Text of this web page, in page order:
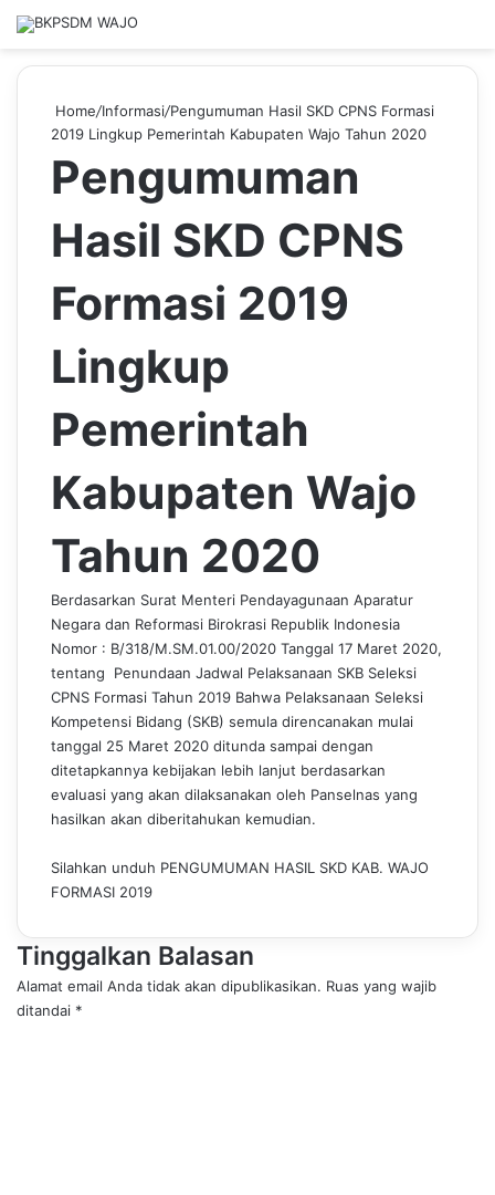
Home/Informasi/Pengumuman Hasil SKD CPNS Formasi
2019 Lingkup Pemerintah Kabupaten Wajo Tahun 2020
Pengumuman
Hasil SKD CPNS
Formasi 2019
Lingkup
Pemerintah
Kabupaten Wajo
Tahun 2020
Berdasarkan Surat Menteri Pendayagunaan Aparatur
Negara dan Reformasi Birokrasi Republik Indonesia
Nomor : B/318/M.SM.01.00/2020 Tanggal 17 Maret 2020,
tentang Penundaan Jadwal Pelaksanaan SKB Seleksi
CPNS Formasi Tahun 2019 Bahwa Pelaksanaan Seleksi
Kompetensi Bidang (SKB) semula direncanakan mulai
tanggal 25 Maret 2020 ditunda sampai dengan
ditetapkannya kebijakan lebih lanjut berdasarkan
evaluasi yang akan dilaksanakan oleh Panselnas yang
hasilkan akan diberitahukan kemudian.
Silahkan unduh PENGUMUMAN HASIL SKD KAB. WAJO
FORMASI 2019
Tinggalkan Balasan
Alamat email Anda tidak akan dipublikasikan. Ruas yang wajib
ditandai *